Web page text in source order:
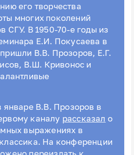
его творчества
многих поколений
СГУ. В 1950-70-е годы из
Е.И. Покусаева в
В.В. Прозоров, Е.Г.
В.Ш. Кривонос и
январе В.В. Прозоров в
каналу рассказал о
выражениях в
На конференции